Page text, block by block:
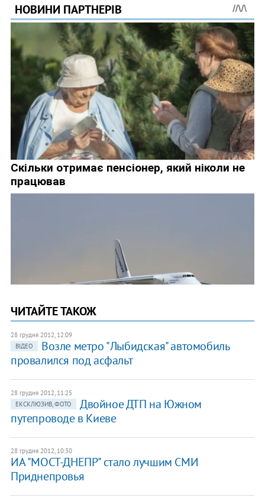
ЧИТАЙТЕ ТАКОЖ
28 грудня 2012, 12:09
ВІДЕО
Возле метро "Лыбидская" автомобиль
провалился под асфальт
28 грудня 2012, 11:25
ЕКСКЛЮЗИВ, ФОТО
Двойное ДТП на Южном
путепроводе в Киеве
28 грудня 2012, 10:30
ИА "МОСТ-ДНЕПР" стало лучшим СМИ
Приднепровья